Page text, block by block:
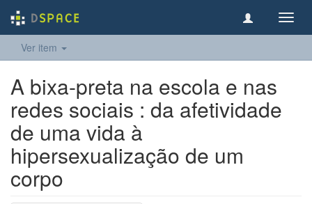
Ver item
A bixa-preta na escola e nas
redes sociais : da afetividade
de uma vida à
hipersexualização de um
corpo